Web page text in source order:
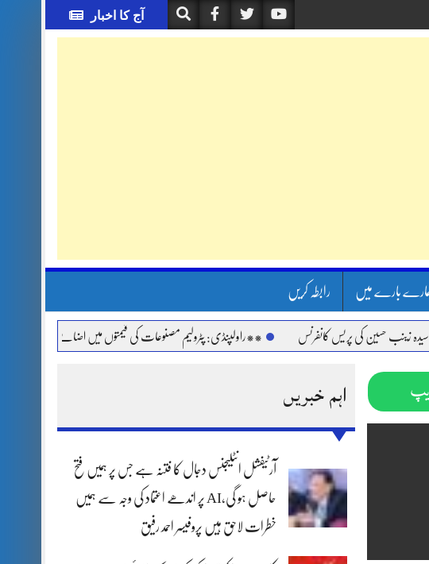
آج کا اخبار
بارے میں رابطہ کریں
حسین کی پریس کانفرنس **راولپنڈی: پٹرولیم مصنوعات کی قیمتوں میں اضافے اور مہنگائی کے
اہم خبریں
آرٹیفشل انٹلیجنس دجال کا فتنہ ہے جس پر ہمیں فتح
حاصل ہو گی،AI پر اندھے اعتماد کی وجہ سے ہمیں
خطرات لاحق ہیں پروفیسر احمد رفیق